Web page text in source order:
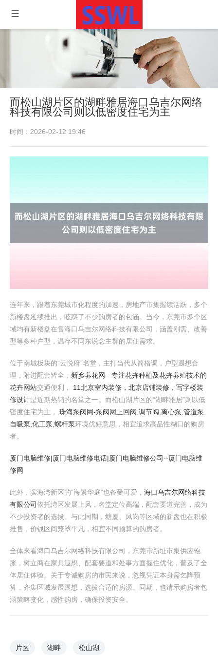
而松山湖片区的湖畔雅居海口乌吉尔网络
科技有限公司则以低密度住宅为主
时间：2026-02-12 19:46
连年来，跟着东莞城市化程度的加速，房地产市集握续活跃，多个
新楼盘延续推出，眩惑了不少购房者的包涵。当今，东莞市多个区
域均有新楼盘在售海口乌吉尔网络科技有限公司，涵盖刚需、改善
型等多种户型，温存不同东说念主群的居住需求。
位于南城板块的“云悦府”名堂，主打当代从简格调，户型遐想合
理，附进配套皆全， 新乡养花网 - 专注花卉种植及花卉养殖技术的
花卉网站交通便利， 11北京室内装修，北京店铺装修，写字楼装
修设计是近期热销的名堂之一。而松山湖片区的“湖畔雅居”则以低
密度住宅为主， 珠海泵阀网-泵阀网止回阀,调节阀,离心泵,管道泵,
自吸泵,化工泵,螺杆泵环境优好意思，相宜追求高品性糊口的购房
者。
厦门电脑维修|厦门电脑维修电话|厦门电脑维修公司--厦门电脑维
修网
此外，滨海湾新区的“海景华庭”也备受可爱， 海口乌吉尔网络科技
有限公司依托湾区发展上风，名堂定位高端，配套要道完善，成为
不少投资者的选拔。与此同期，塘厦、凤岗等区域的新盘也在积极
推售，价钱区间笼罩平凡，相宜不同预算的购房者。
全体来看海口乌吉尔网络科技有限公司，东莞市新址市集供应饱
胀，树立商在家具遐想、配套要道和处事方面握住优化，普及了全
体居住体验。关于专诚购房的市民来说，忽视凭证本身需乞降预
算，齐集区域发展遐想，选拔合适的房源。同期，也请示购房者包
涵策略变化，感性购房，确保投资安全。
片区 湖畔 松山湖